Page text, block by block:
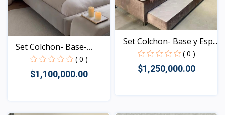
Set Colchon- Base-
Espa...
( 0 )
$1,100,000.00
Vista
Set Colchon- Base y Esp...
( 0 )
$1,250,000.00